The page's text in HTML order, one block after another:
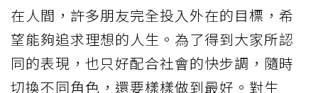
在人間，許多朋友完全投入外在的目標，希
望能夠追求理想的人生。為了得到大家所認
同的表現，也只好配合社會的快步調，隨時
切換不同角色，還要樣樣做到最好。對生